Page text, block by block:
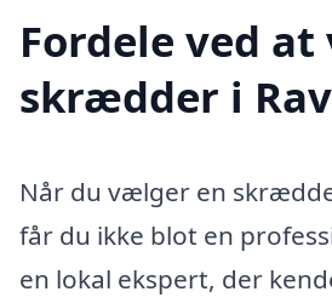
Fordele ved
skrædder i
Når du vælger en
får du ikke blot en
en lokal ekspert, der